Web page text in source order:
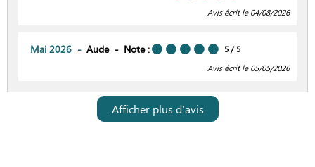
Avis écrit le 04/08/2026
Mai 2026 Aude Note : 5 / 5
Avis écrit le 05/05/2026
Afficher plus d'avis